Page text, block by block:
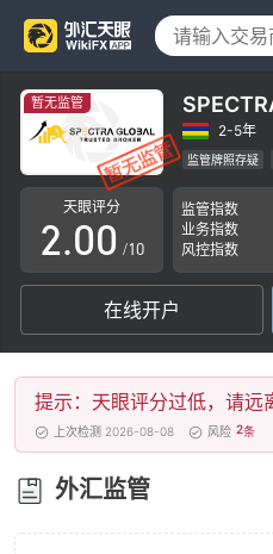
暂无监管
2-5年
监管牌照存疑
天眼评分
0
1
2
3
4
5
6
7
8
.0
1
2
3
4
5
6
0
1
2
3
4
5
6
/10
监管指数
业务指数
风控指数
在线开户
提示：天眼评分过低，请远
上次检测 2026-08-08 风险 2条
外汇监管